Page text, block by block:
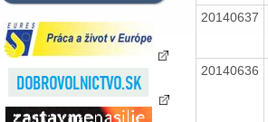
20140637
20140636